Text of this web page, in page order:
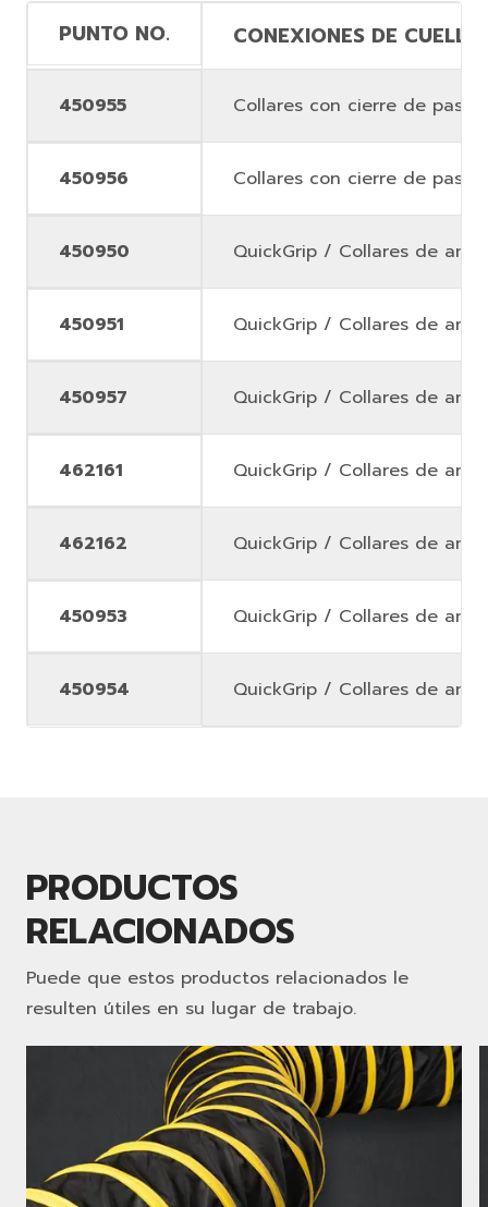
PUNTO NO. CONEXIONES DE CUELLO
450955 Collares con cierre de
450956 Collares con cierre de
450950 QuickGrip / Collares de
450951 QuickGrip / Collares de
450957 QuickGrip / Collares de
462161 QuickGrip / Collares de
462162 QuickGrip / Collares de
450953 QuickGrip / Collares de
450954 QuickGrip / Collares de
PRODUCTOS
RELACIONADOS
Puede que estos productos relacionados le
resulten útiles en su lugar de trabajo.